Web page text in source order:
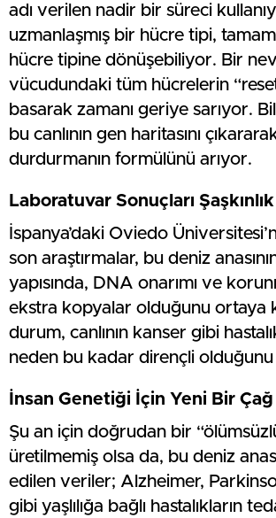
adı verilen nadir bir süreci
uzmanlaşmış bir hücre tipi,
hücre tipine dönüşebiliyor. Bir
vücudundaki tüm hücrelerin
basarak zamanı geriye sarıyor.
bu canlının gen haritasını
durdurmanın formülünü arıyor.
Laboratuvar Sonuçları
İspanya’daki Oviedo
son araştırmalar, bu deniz
yapısında, DNA onarımı ve
ekstra kopyalar olduğunu ortaya
durum, canlının kanser gibi
neden bu kadar dirençli olduğunu
İnsan Genetiği İçin Yeni Bir Çağ
Şu an için doğrudan bir
üretilmemiş olsa da, bu deniz
edilen veriler; Alzheimer,
gibi yaşlılığa bağlı hastalıkların